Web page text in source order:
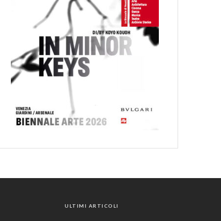
ULTIMI ARTICOLI